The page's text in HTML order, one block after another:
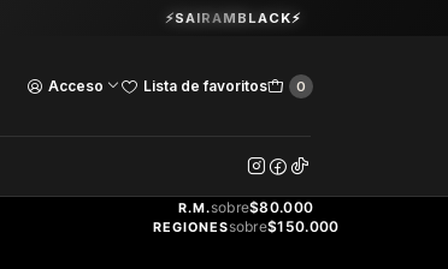
Acceso Lista de favoritos 0
Guardia Vieja 202. Oficina 102.Ver Horarios
⚡SAIRAMBLACK⚡
GRATIS
R.M.sobre$80.000
REGIONESsobre$150.000